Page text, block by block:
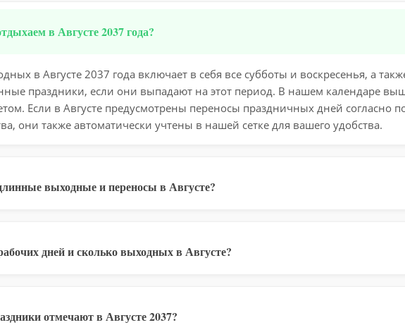
в Августе 2037 года?
в Августе 2037 года включает в себя все субботы и воскресенья, а
праздники, если они выпадают на этот период. В нашем календаре
Если в Августе предусмотрены переносы праздничных дней согласно
они также автоматически учтены в нашей сетке для вашего удобства.
выходные и переносы в Августе?
дней и сколько выходных в Августе?
отмечают в Августе 2037?